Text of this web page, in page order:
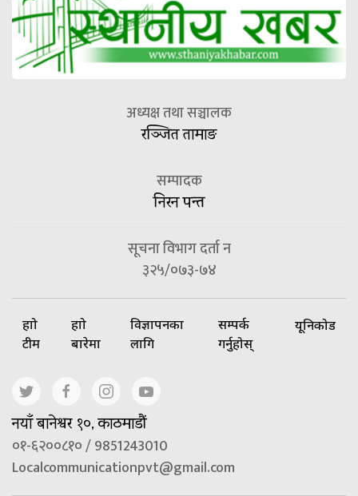
अध्यक्ष तथा सञ्चालक
रञ्जित तामाङ
सम्पादक
निरन पन्त
सूचना विभाग दर्ता न
३२५/०७३-७४
हाम्रो
टीम
हाम्रो
बारेमा
विज्ञापनका
लागि
सम्पर्क
गर्नुहोस्
यूनिकोड
नयाँ बानेश्वर १०, काठमाडौं
०१-६२००८१० / 9851243010
Localcommunicationpvt@gmail.com